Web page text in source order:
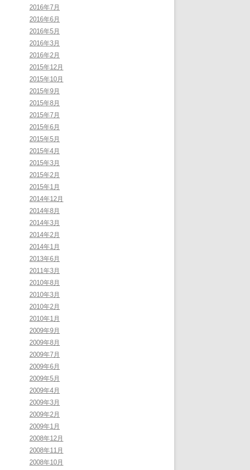
2016年7月
2016年6月
2016年5月
2016年3月
2016年2月
2015年12月
2015年10月
2015年9月
2015年8月
2015年7月
2015年6月
2015年5月
2015年4月
2015年3月
2015年2月
2015年1月
2014年12月
2014年8月
2014年3月
2014年2月
2014年1月
2013年6月
2011年3月
2010年8月
2010年3月
2010年2月
2010年1月
2009年9月
2009年8月
2009年7月
2009年6月
2009年5月
2009年4月
2009年3月
2009年2月
2009年1月
2008年12月
2008年11月
2008年10月